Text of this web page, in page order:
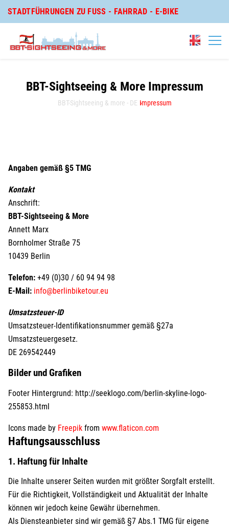
STADTFÜHRUNGEN ZU FUSS - FAHRRAD - E-BIKE
BBT-Sightseeing & More Impressum
BBT-Sightseeing & more - DE Impressum
Angaben gemäß §5 TMG
Kontakt
Anschrift:
BBT-Sightseeing & More
Annett Marx
Bornholmer Straße 75
10439 Berlin
Telefon: +49 (0)30 / 60 94 94 98
E-Mail: info@berlinbiketour.eu
Umsatzsteuer-ID
Umsatzsteuer-Identifikationsnummer gemäß §27a
Umsatzsteuergesetz.
DE 269542449
Bilder und Grafiken
Footer Hintergrund: http://seeklogo.com/berlin-skyline-logo-
255853.html
Icons made by Freepik from www.flaticon.com
Haftungsausschluss
1. Haftung für Inhalte
Die Inhalte unserer Seiten wurden mit größter Sorgfalt erstellt.
Für die Richtigkeit, Vollständigkeit und Aktualität der Inhalte
können wir jedoch keine Gewähr übernehmen.
Als Diensteanbieter sind wir gemäß §7 Abs.1 TMG für eigene